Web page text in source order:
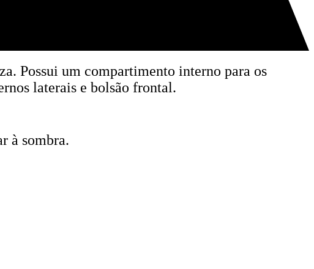
Possui um compartimento interno para os
laterais e bolsão frontal.
à sombra.